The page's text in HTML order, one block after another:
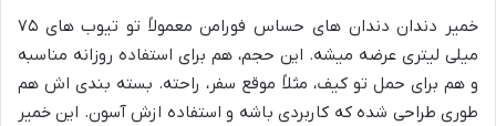
خمیر دندان دندان های حساس فورامن معمولاً تو تیوب های ۷۵
میلی لیتری عرضه میشه. این حجم، هم برای استفاده روزانه مناسبه
و هم برای حمل تو کیف، مثلاً موقع سفر، راحته. بسته بندی اش هم
طوری طراحی شده که کاربردی باشه و استفاده ازش آسون. این خمیر